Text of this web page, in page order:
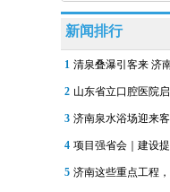
新闻排行
1 清泉叠瀑引客来 济
2 山东省立口腔医院
3 济南泉水浴场迎来
4 项目强省会｜建设
5 济南这些重点工程